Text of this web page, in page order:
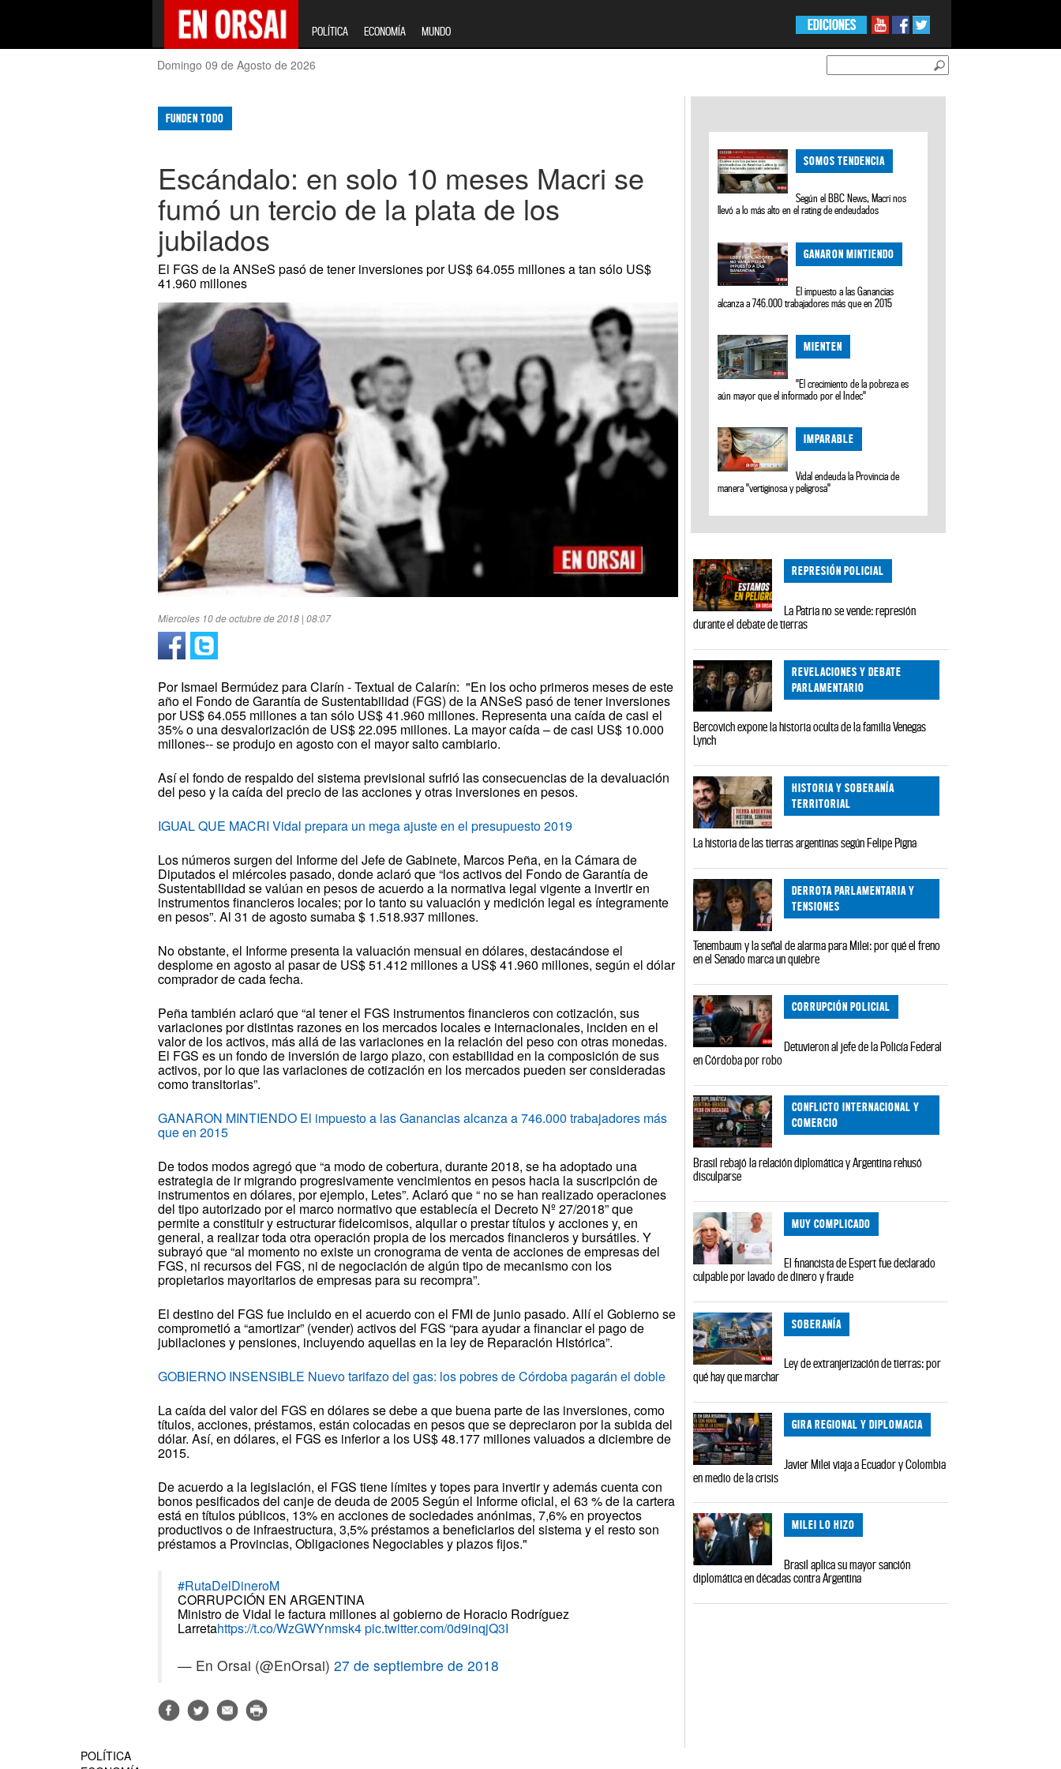
POLÍTICA ECONOMÍA MUNDO EDICIONES
Domingo 09 de Agosto de 2026
FUNDEN TODO
Escándalo: en solo 10 meses Macri se
fumó un tercio de la plata de los
jubilados
El FGS de la ANSeS pasó de tener inversiones por US$ 64.055 millones a tan sólo US$
41.960 millones
Miercoles 10 de octubre de 2018 | 08:07
Por Ismael Bermúdez para Clarín - Textual de Calarín: "En los ocho primeros meses de este
año el Fondo de Garantía de Sustentabilidad (FGS) de la ANSeS pasó de tener inversiones
por US$ 64.055 millones a tan sólo US$ 41.960 millones. Representa una caída de casi el
35% o una desvalorización de US$ 22.095 millones. La mayor caída – de casi US$ 10.000
millones-- se produjo en agosto con el mayor salto cambiario.
Así el fondo de respaldo del sistema previsional sufrió las consecuencias de la devaluación
del peso y la caída del precio de las acciones y otras inversiones en pesos.
IGUAL QUE MACRI Vidal prepara un mega ajuste en el presupuesto 2019
Los números surgen del Informe del Jefe de Gabinete, Marcos Peña, en la Cámara de
Diputados el miércoles pasado, donde aclaró que “los activos del Fondo de Garantía de
Sustentabilidad se valúan en pesos de acuerdo a la normativa legal vigente a invertir en
instrumentos financieros locales; por lo tanto su valuación y medición legal es íntegramente
en pesos”. Al 31 de agosto sumaba $ 1.518.937 millones.
No obstante, el Informe presenta la valuación mensual en dólares, destacándose el
desplome en agosto al pasar de US$ 51.412 millones a US$ 41.960 millones, según el dólar
comprador de cada fecha.
Peña también aclaró que “al tener el FGS instrumentos financieros con cotización, sus
variaciones por distintas razones en los mercados locales e internacionales, inciden en el
valor de los activos, más allá de las variaciones en la relación del peso con otras monedas.
El FGS es un fondo de inversión de largo plazo, con estabilidad en la composición de sus
activos, por lo que las variaciones de cotización en los mercados pueden ser consideradas
como transitorias”.
GANARON MINTIENDO El impuesto a las Ganancias alcanza a 746.000 trabajadores más
que en 2015
De todos modos agregó que “a modo de cobertura, durante 2018, se ha adoptado una
estrategia de ir migrando progresivamente vencimientos en pesos hacia la suscripción de
instrumentos en dólares, por ejemplo, Letes”. Aclaró que “ no se han realizado operaciones
del tipo autorizado por el marco normativo que establecía el Decreto Nº 27/2018” que
permite a constituir y estructurar fideicomisos, alquilar o prestar títulos y acciones y, en
general, a realizar toda otra operación propia de los mercados financieros y bursátiles. Y
subrayó que “al momento no existe un cronograma de venta de acciones de empresas del
FGS, ni recursos del FGS, ni de negociación de algún tipo de mecanismo con los
propietarios mayoritarios de empresas para su recompra”.
El destino del FGS fue incluido en el acuerdo con el FMI de junio pasado. Allí el Gobierno se
comprometió a “amortizar” (vender) activos del FGS “para ayudar a financiar el pago de
jubilaciones y pensiones, incluyendo aquellas en la ley de Reparación Histórica”.
GOBIERNO INSENSIBLE Nuevo tarifazo del gas: los pobres de Córdoba pagarán el doble
La caída del valor del FGS en dólares se debe a que buena parte de las inversiones, como
títulos, acciones, préstamos, están colocadas en pesos que se depreciaron por la subida del
dólar. Así, en dólares, el FGS es inferior a los US$ 48.177 millones valuados a diciembre de
2015.
De acuerdo a la legislación, el FGS tiene límites y topes para invertir y además cuenta con
bonos pesificados del canje de deuda de 2005 Según el Informe oficial, el 63 % de la cartera
está en títulos públicos, 13% en acciones de sociedades anónimas, 7,6% en proyectos
productivos o de infraestructura, 3,5% préstamos a beneficiarios del sistema y el resto son
préstamos a Provincias, Obligaciones Negociables y plazos fijos."
#RutaDelDineroM
CORRUPCIÓN EN ARGENTINA
Ministro de Vidal le factura millones al gobierno de Horacio Rodríguez
Larretahttps://t.co/WzGWYnmsk4pic.twitter.com/0d9inqjQ3I
— En Orsai (@EnOrsai)27 de septiembre de 2018
SOMOS TENDENCIA
Según el BBC News, Macri nos
llevó a lo más alto en el rating de endeudados
GANARON MINTIENDO
El impuesto a las Ganancias
alcanza a 746.000 trabajadores más que en 2015
MIENTEN
"El crecimiento de la pobreza es
aún mayor que el informado por el Indec"
IMPARABLE
Vidal endeuda la Provincia de
manera "vertiginosa y peligrosa"
REPRESIÓN POLICIAL
La Patria no se vende: represión
durante el debate de tierras
REVELACIONES Y DEBATE
PARLAMENTARIO
Bercovich expone la historia oculta de la familia Venegas
Lynch
HISTORIA Y SOBERANÍA
TERRITORIAL
La historia de las tierras argentinas según Felipe Pigna
DERROTA PARLAMENTARIA Y
TENSIONES
Tenembaum y la señal de alarma para Milei: por qué el freno
en el Senado marca un quiebre
CORRUPCIÓN POLICIAL
Detuvieron al jefe de la Policía Federal
en Córdoba por robo
CONFLICTO INTERNACIONAL Y
COMERCIO
Brasil rebajó la relación diplomática y Argentina rehusó
disculparse
MUY COMPLICADO
El financista de Espert fue declarado
culpable por lavado de dinero y fraude
SOBERANÍA
Ley de extranjerización de tierras: por
qué hay que marchar
GIRA REGIONAL Y DIPLOMACIA
Javier Milei viaja a Ecuador y Colombia
en medio de la crisis
MILEI LO HIZO
Brasil aplica su mayor sanción
diplomática en décadas contra Argentina
POLÍTICA